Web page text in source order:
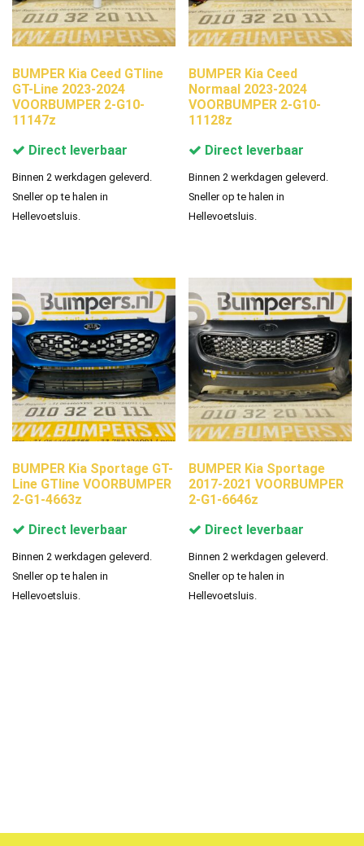
BUMPER Kia Ceed GTline
GT-Line 2023-2024
VOORBUMPER 2-G10-
11147z
Direct leverbaar
Binnen 2 werkdagen geleverd.
Sneller op te halen in
Hellevoetsluis.
BUMPER Kia Ceed
Normaal 2023-2024
VOORBUMPER 2-G10-
11128z
Direct leverbaar
Binnen 2 werkdagen geleverd.
Sneller op te halen in
Hellevoetsluis.
BUMPER Kia Sportage GT-
Line GTline VOORBUMPER
2-G1-4663z
Direct leverbaar
Binnen 2 werkdagen geleverd.
Sneller op te halen in
Hellevoetsluis.
BUMPER Kia Sportage
2017-2021 VOORBUMPER
2-G1-6646z
Direct leverbaar
Binnen 2 werkdagen geleverd.
Sneller op te halen in
Hellevoetsluis.